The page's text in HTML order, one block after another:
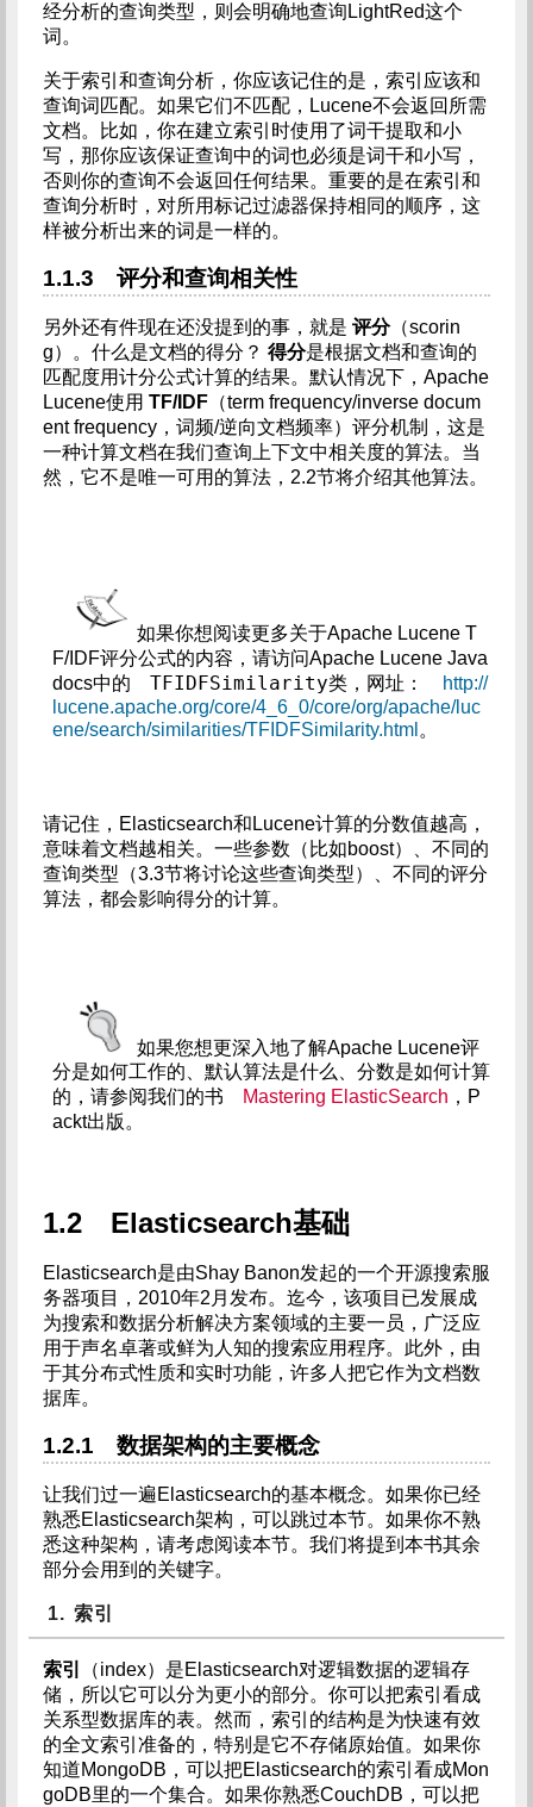
经分析的查询类型，则会明确地查询LightRed这个
词。
关于索引和查询分析，你应该记住的是，索引应该和
查询词匹配。如果它们不匹配，Lucene不会返回所需
文档。比如，你在建立索引时使用了词干提取和小
写，那你应该保证查询中的词也必须是词干和小写，
否则你的查询不会返回任何结果。重要的是在索引和
查询分析时，对所用标记过滤器保持相同的顺序，这
样被分析出来的词是一样的。
1.1.3 评分和查询相关性
另外还有件现在还没提到的事，就是 评分（scorin
g）。什么是文档的得分？ 得分是根据文档和查询的
匹配度用计分公式计算的结果。默认情况下，Apache
Lucene使用 TF/IDF（term frequency/inverse docum
ent frequency，词频/逆向文档频率）评分机制，这是
一种计算文档在我们查询上下文中相关度的算法。当
然，它不是唯一可用的算法，2.2节将介绍其他算法。
如果你想阅读更多关于Apache Lucene T
F/IDF评分公式的内容，请访问Apache Lucene Java
docs中的 TFIDFSimilarity类，网址：
http://
lucene.apache.org/core/4_6_0/core/org/apache/luc
ene/search/similarities/TFIDFSimilarity.html 。
请记住，Elasticsearch和Lucene计算的分数值越高，
意味着文档越相关。一些参数（比如boost）、不同的
查询类型（3.3节将讨论这些查询类型）、不同的评分
算法，都会影响得分的计算。
如果您想更深入地了解Apache Lucene评
分是如何工作的、默认算法是什么、分数是如何计算
的，请参阅我们的书
Mastering ElasticSearch ，P
ackt出版。
1.2 Elasticsearch基础
Elasticsearch是由Shay Banon发起的一个开源搜索服
务器项目，2010年2月发布。迄今，该项目已发展成
为搜索和数据分析解决方案领域的主要一员，广泛应
用于声名卓著或鲜为人知的搜索应用程序。此外，由
于其分布式性质和实时功能，许多人把它作为文档数
据库。
1.2.1 数据架构的主要概念
让我们过一遍Elasticsearch的基本概念。如果你已经
熟悉Elasticsearch架构，可以跳过本节。如果你不熟
悉这种架构，请考虑阅读本节。我们将提到本书其余
部分会用到的关键字。
1. 索引
索引
（index）是Elasticsearch对逻辑数据的逻辑存
储，所以它可以分为更小的部分。你可以把索引看成
关系型数据库的表。然而，索引的结构是为快速有效
的全文索引准备的，特别是它不存储原始值。如果你
知道MongoDB，可以把Elasticsearch的索引看成Mon
goDB里的一个集合。如果你熟悉CouchDB，可以把